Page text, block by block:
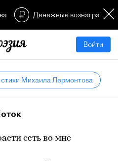
Денежные
Войти
Михаила Лермонтова
есть во мне